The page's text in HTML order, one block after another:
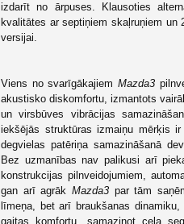
izdarīt no ārpuses. Klausoties
kvalitātes ar septiņiem skaļruņiem
versijai.
Viens no svarīgākajiemMazda3
akustisko diskomfortu, izmantots
un virsbūves vibrācijas
iekšējās struktūras izmaiņu mērķis
degvielas patēriņa samazināšanā
Bez uzmanības nav palikusi arī
konstrukcijas pilnveidojumiem,
gan arī agrākMazda3 par tām
līmeņa, bet arī braukšanas
gaitas komfortu, samazinot ceļa